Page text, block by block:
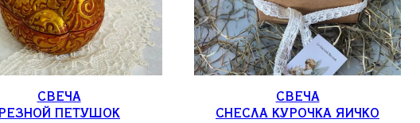
СВЕЧА
ПЕТУШОК
СВЕЧА
СНЕСЛА КУРОЧКА ЯИЧКО